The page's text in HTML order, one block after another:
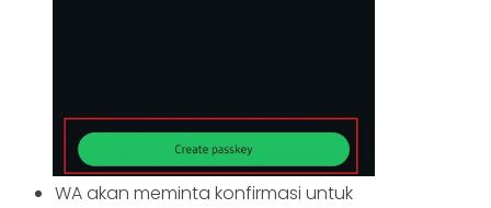
WA akan meminta konfirmasi untuk